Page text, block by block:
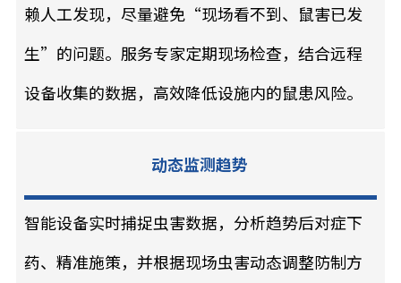
赖人工发现，尽量避免“现场看不到、鼠害已发
生”的问题。服务专家定期现场检查，结合远程
设备收集的数据，高效降低设施内的鼠患风险。
动态监测趋势
智能设备实时捕捉虫害数据，分析趋势后对症下
药、精准施策，并根据现场虫害动态调整防制方